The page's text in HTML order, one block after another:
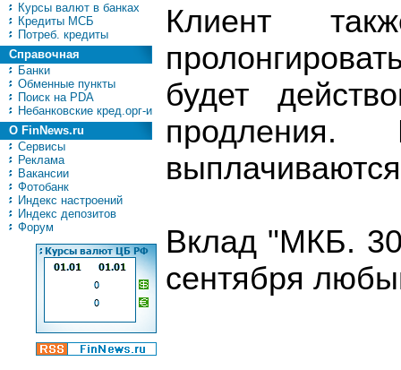
Курсы валют в банках
Кредиты МСБ
Потреб. кредиты
Справочная
Банки
Обменные пункты
Поиск на PDA
Небанковские кред.орг-и
О FinNews.ru
Сервисы
Реклама
Вакансии
Фотобанк
Индекс настроений
Индекс депозитов
Форум
Клиент
будет
продления.
Вклад "МКБ.
сентября